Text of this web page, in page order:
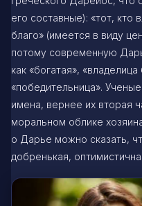
его составные): «тот, кто
благо» (имеется в виду
потому современную
как «богатая», «владелица
«победительница».
имена, вернее их вторая
моральном облике
о Дарье можно сказать,
добренькая,